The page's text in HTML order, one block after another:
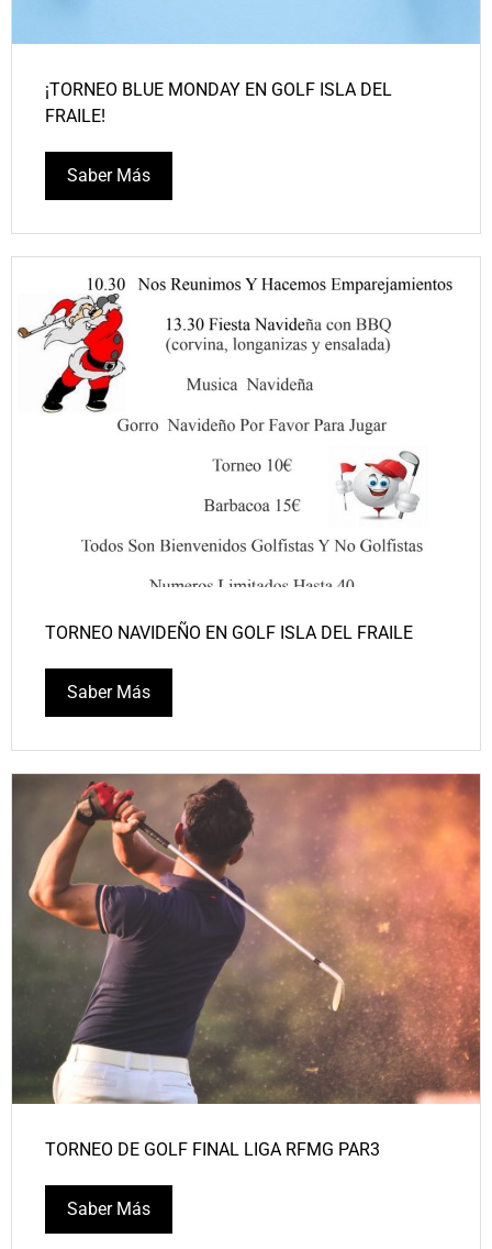
¡TORNEO BLUE MONDAY EN GOLF ISLA DEL
FRAILE!
Saber Más
TORNEO NAVIDEÑO EN GOLF ISLA DEL FRAILE
Saber Más
TORNEO DE GOLF FINAL LIGA RFMG PAR3
Saber Más